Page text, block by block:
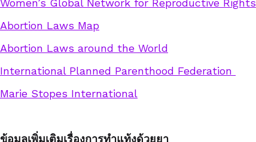
Women’s Global Network for Reproductive Rights
Abortion Laws Map
Abortion Laws around the World
International Planned Parenthood Federation
Marie Stopes International
ข้อมูลเพิ่มเติมเรื่องการทำแท้งด้วยยา